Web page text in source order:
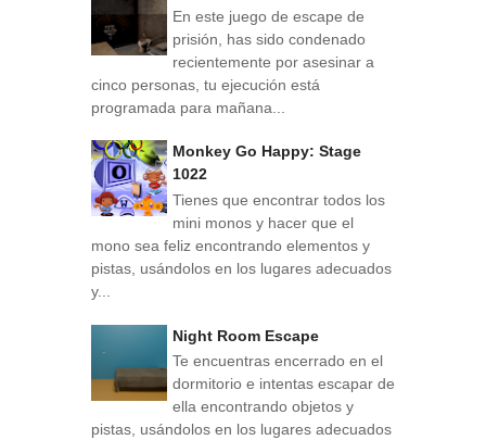
En este juego de escape de
prisión, has sido condenado
recientemente por asesinar a
cinco personas, tu ejecución está
programada para mañana...
Monkey Go Happy: Stage
1022
Tienes que encontrar todos los
mini monos y hacer que el
mono sea feliz encontrando elementos y
pistas, usándolos en los lugares adecuados
y...
Night Room Escape
Te encuentras encerrado en el
dormitorio e intentas escapar de
ella encontrando objetos y
pistas, usándolos en los lugares adecuados